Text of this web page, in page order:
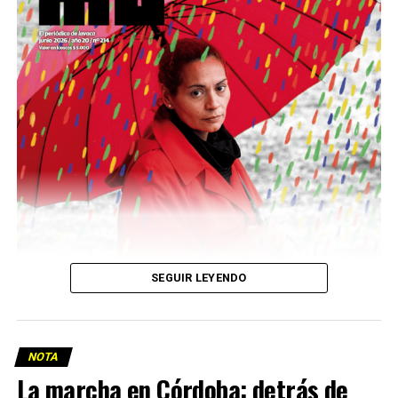
Descargar la Mu en PDF
SEGUIR LEYENDO
NOTA
La marcha en Córdoba: detrás de